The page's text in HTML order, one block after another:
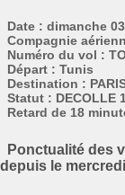
Date : dimanche
Compagnie
Numéro du vol :
Départ : Tunis
Destination :
Statut : DECOLLE
Retard de 18
Ponctualité des
depuis le